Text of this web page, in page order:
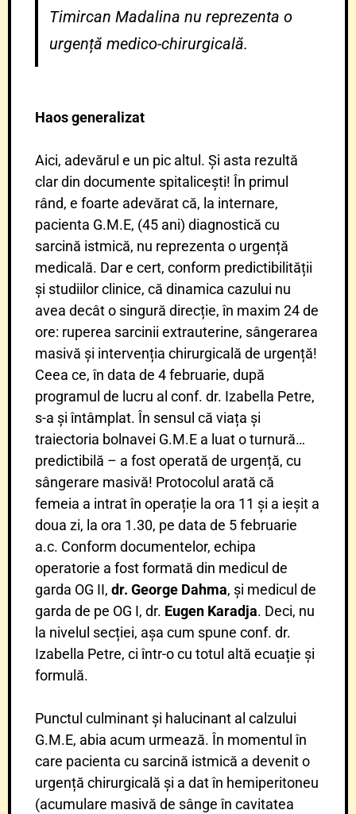
Timircan Madalina nu reprezenta o
urgență medico-chirurgicală.
Haos generalizat
Aici, adevărul e un pic altul. Și asta rezultă
clar din documente spitalicești! În primul
rând, e foarte adevărat că, la internare,
pacienta G.M.E, (45 ani) diagnostică cu
sarcină istmică, nu reprezenta o urgență
medicală. Dar e cert, conform predictibilității
și studiilor clinice, că dinamica cazului nu
avea decât o singură direcție, în maxim 24 de
ore: ruperea sarcinii extrauterine, sângerarea
masivă și intervenția chirurgicală de urgență!
Ceea ce, în data de 4 februarie, după
programul de lucru al conf. dr. Izabella Petre,
s-a și întâmplat. În sensul că viața și
traiectoria bolnavei G.M.E a luat o turnură…
predictibilă – a fost operată de urgență, cu
sângerare masivă! Protocolul arată că
femeia a intrat în operație la ora 11 și a ieșit a
doua zi, la ora 1.30, pe data de 5 februarie
a.c. Conform documentelor, echipa
operatorie a fost formată din medicul de
garda OG II, dr. George Dahma, și medicul de
garda de pe OG I, dr. Eugen Karadja. Deci, nu
la nivelul secției, așa cum spune conf. dr.
Izabella Petre, ci într-o cu totul altă ecuație și
formulă.
Punctul culminant și halucinant al calzului
G.M.E, abia acum urmează. În momentul în
care pacienta cu sarcină istmică a devenit o
urgență chirurgicală și a dat în hemiperitoneu
(acumulare masivă de sânge în cavitatea